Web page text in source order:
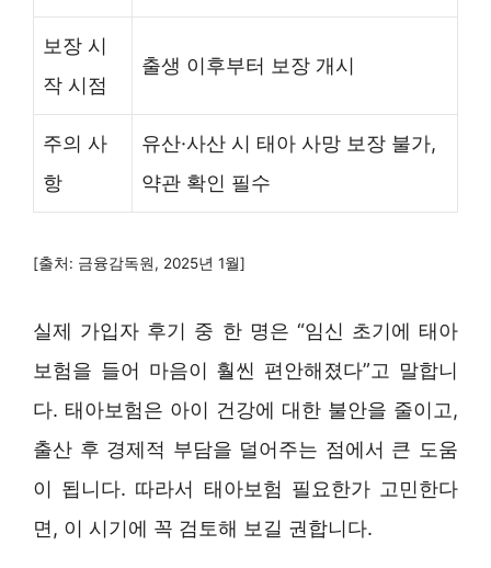
보장 시
작 시점
출생 이후부터 보장 개시
주의 사
항
유산·사산 시 태아 사망 보장 불가,
약관 확인 필수
[출처: 금융감독원, 2025년 1월]
실제 가입자 후기 중 한 명은 “임신 초기에 태아
보험을 들어 마음이 훨씬 편안해졌다”고 말합니
다. 태아보험은 아이 건강에 대한 불안을 줄이고,
출산 후 경제적 부담을 덜어주는 점에서 큰 도움
이 됩니다. 따라서 태아보험 필요한가 고민한다
면, 이 시기에 꼭 검토해 보길 권합니다.